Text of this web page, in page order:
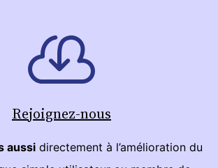
Rejoignez-nous
aussi directement à l’amélioration du